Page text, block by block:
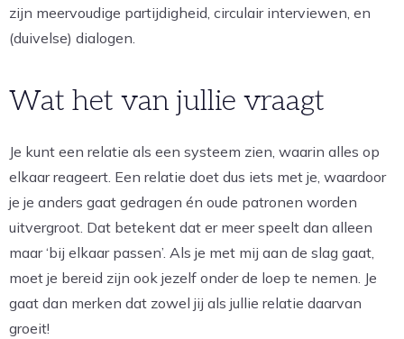
zijn meervoudige partijdigheid, circulair interviewen, en
(duivelse) dialogen.
Wat het van jullie vraagt
Je kunt een relatie als een systeem zien, waarin alles op
elkaar reageert. Een relatie doet dus iets met je, waardoor
je je anders gaat gedragen én oude patronen worden
uitvergroot. Dat betekent dat er meer speelt dan alleen
maar ‘bij elkaar passen’. Als je met mij aan de slag gaat,
moet je bereid zijn ook jezelf onder de loep te nemen. Je
gaat dan merken dat zowel jij als jullie relatie daarvan
groeit!